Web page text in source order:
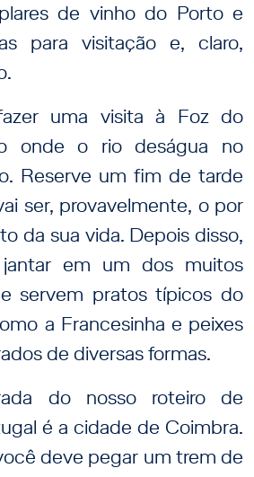
de vinho do Porto e
para visitação e, claro,
uma visita à Foz do
onde o rio deságua no
Reserve um fim de tarde
ser, provavelmente, o por
da sua vida. Depois disso,
em um dos muitos
servem pratos típicos do
a Francesinha e peixes
de diversas formas.
do nosso roteiro de
é a cidade de Coimbra.
deve pegar um trem de